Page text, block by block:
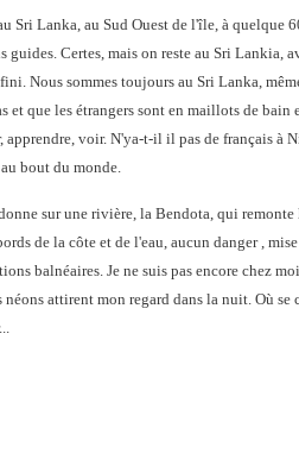
Sri Lanka, au Sud Ouest de l'île, à quelque
Certes, mais on reste au Sri Lankia,
Nous sommes toujours au Sri Lanka,
et que les étrangers sont en maillots de
apprendre, voir. N'ya-t-il il pas de français à
bout du monde.
sur une rivière, la Bendota, qui
de la côte et de l'eau, aucun danger ,
balnéaires. Je ne suis pas encore chez
attirent mon regard dans la nuit. Où se